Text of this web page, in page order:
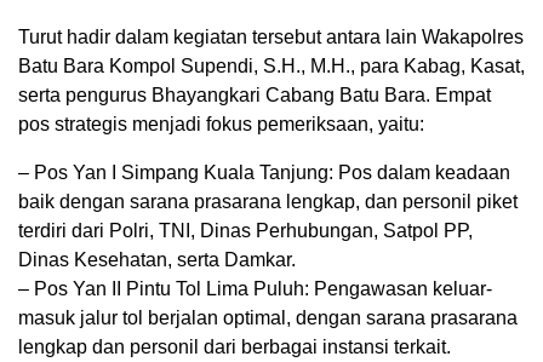
Turut hadir dalam kegiatan tersebut antara lain Wakapolres
Batu Bara Kompol Supendi, S.H., M.H., para Kabag, Kasat,
serta pengurus Bhayangkari Cabang Batu Bara. Empat
pos strategis menjadi fokus pemeriksaan, yaitu:
– Pos Yan I Simpang Kuala Tanjung: Pos dalam keadaan
baik dengan sarana prasarana lengkap, dan personil piket
terdiri dari Polri, TNI, Dinas Perhubungan, Satpol PP,
Dinas Kesehatan, serta Damkar.
– Pos Yan II Pintu Tol Lima Puluh: Pengawasan keluar-
masuk jalur tol berjalan optimal, dengan sarana prasarana
lengkap dan personil dari berbagai instansi terkait.